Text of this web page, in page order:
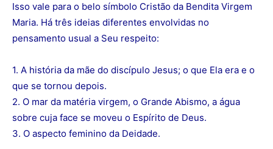
Isso vale para o belo símbolo Cristão da Bendita Virgem
Maria. Há três ideias diferentes envolvidas no
pensamento usual a Seu respeito:
1. A história da mãe do discípulo Jesus; o que Ela era e o
que se tornou depois.
2. O mar da matéria virgem, o Grande Abismo, a água
sobre cuja face se moveu o Espírito de Deus.
3. O aspecto feminino da Deidade.